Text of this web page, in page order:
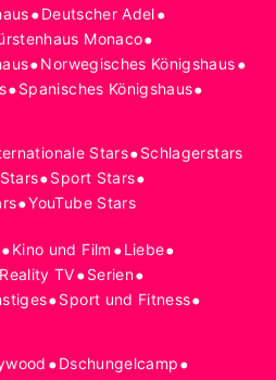
•Deutscher Adel•
Monaco•
•Norwegisches Königshaus•
•Spanisches Königshaus•
Stars•Schlagerstars
•Sport Stars•
•YouTube Stars
•Kino und Film •Liebe•
Reality TV•Serien•
•Sport und Fitness•
•Dschungelcamp•